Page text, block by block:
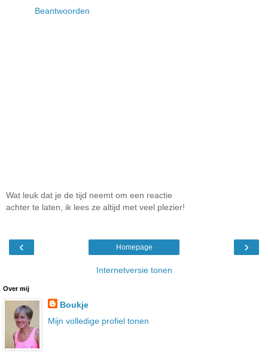
Beantwoorden
Wat leuk dat je de tijd neemt om een reactie
achter te laten, ik lees ze altijd met veel plezier!
‹ ›
Homepage
Internetversie tonen
Over mij
Boukje
Mijn volledige profiel tonen